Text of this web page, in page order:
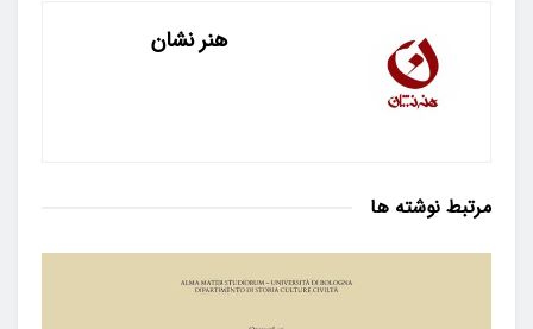
هنر نشان
مرتبط نوشته ها